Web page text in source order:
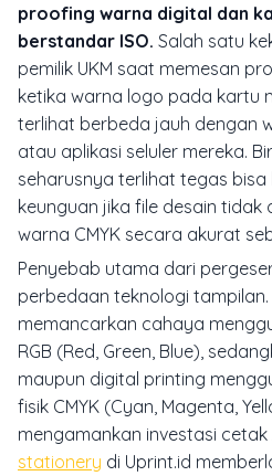
proofing warna digital dan
berstandar ISO. Salah satu
pemilik UKM saat memesan
ketika warna logo pada kartu
terlihat berbeda jauh dengan
atau aplikasi seluler mereka.
seharusnya terlihat tegas
keunguan jika file desain tidak
warna CMYK secara akurat
Penyebab utama dari
perbedaan teknologi
memancarkan cahaya
RGB (Red, Green, Blue),
maupun digital printing
fisik CMYK (Cyan, Magenta,
mengamankan investasi
stationery di Uprint.id